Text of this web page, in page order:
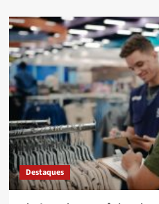
Destaques